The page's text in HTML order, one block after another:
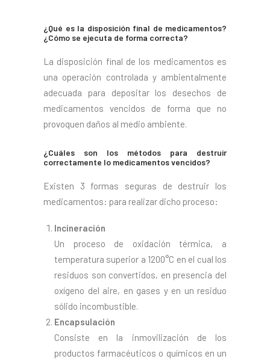
¿Qué es la disposición final de medicamentos?
¿Cómo se ejecuta de forma correcta?
La disposición final de los medicamentos es
una operación controlada y ambientalmente
adecuada para depositar los desechos de
medicamentos vencidos de forma que no
provoquen daños al medio ambiente.
¿Cuáles son los métodos para destruir
correctamente lo medicamentos vencidos?
Existen 3 formas seguras de destruir los
medicamentos: para realizar dicho proceso:
Incineración
Un proceso de oxidación térmica, a
temperatura superior a 1200°C en el cual los
residuos son convertidos, en presencia del
oxígeno del aire, en gases y en un residuo
sólido incombustible.
Encapsulación
Consiste en la inmovilización de los
productos farmacéuticos o químicos en un